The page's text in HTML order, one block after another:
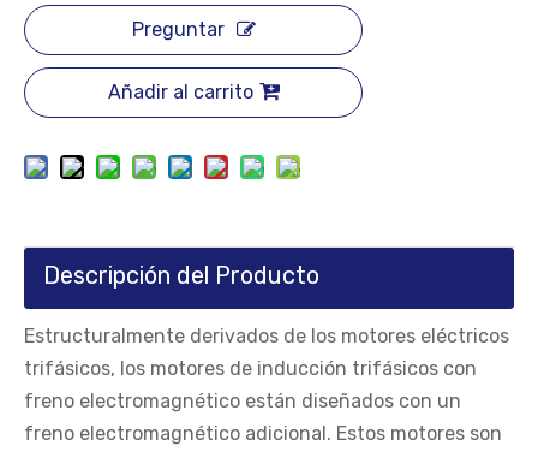
Preguntar
Añadir al carrito
Descripción del Producto
Estructuralmente derivados de los motores eléctricos
trifásicos, los motores de inducción trifásicos con
freno electromagnético están diseñados con un
freno electromagnético adicional. Estos motores son